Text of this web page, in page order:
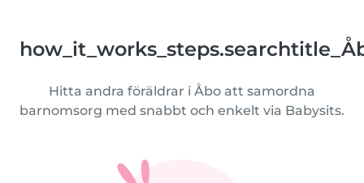
Hitta andra föräldrar i Åbo att samordna
barnomsorg med snabbt och enkelt via Babysits.